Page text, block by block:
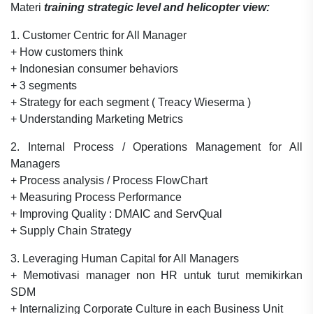
Materi training strategic level and helicopter view:
1. Customer Centric for All Manager
+ How customers think
+ Indonesian consumer behaviors
+ 3 segments
+ Strategy for each segment ( Treacy Wieserma )
+ Understanding Marketing Metrics
2. Internal Process / Operations Management for All
Managers
+ Process analysis / Process FlowChart
+ Measuring Process Performance
+ Improving Quality : DMAIC and ServQual
+ Supply Chain Strategy
3. Leveraging Human Capital for All Managers
+ Memotivasi manager non HR untuk turut memikirkan
SDM
+ Internalizing Corporate Culture in each Business Unit